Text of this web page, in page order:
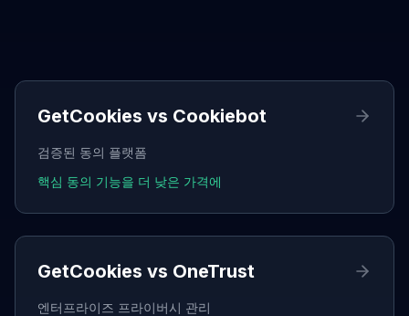
비교 가능 항목
GetCookies vs Cookiebot
검증된 동의 플랫폼
핵심 동의 기능을 더 낮은 가격에
GetCookies vs OneTrust
엔터프라이즈 프라이버시 관리